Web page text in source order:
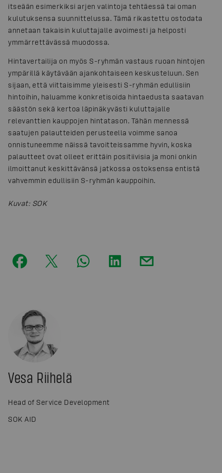
itseään esimerkiksi arjen valintoja tehtäessä tai oman
kulutuksensa suunnittelussa. Tämä rikastettu ostodata
annetaan takaisin kuluttajalle avoimesti ja helposti
ymmärrettävässä muodossa.
Hintavertailija on myös S-ryhmän vastaus ruoan hintojen
ympärillä käytävään ajankohtaiseen keskusteluun. Sen
sijaan, että viittaisimme yleisesti S-ryhmän edullisiin
hintoihin, haluamme konkretisoida hintaedusta saatavan
säästön sekä kertoa läpinäkyvästi kuluttajalle
relevanttien kauppojen hintatason. Tähän mennessä
saatujen palautteiden perusteella voimme sanoa
onnistuneemme näissä tavoitteissamme hyvin, koska
palautteet ovat olleet erittäin positiivisia ja moni onkin
ilmoittanut keskittävänsä jatkossa ostoksensa entistä
vahvemmin edullisiin S-ryhmän kauppoihin.
Kuvat: SOK
Vesa Riihelä
Head of Service Development
SOK AID